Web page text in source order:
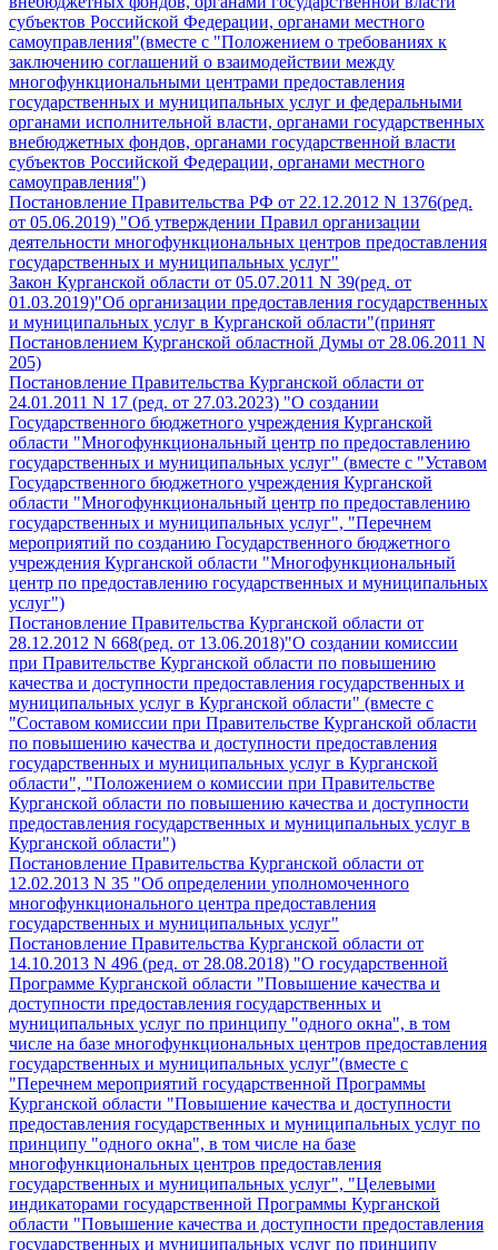
субъектов Российской Федерации, органами местного
самоуправления"(вместе с "Положением о требованиях к
заключению соглашений о взаимодействии между
многофункциональными центрами предоставления
государственных и муниципальных услуг и федеральными
органами исполнительной власти, органами государственных
внебюджетных фондов, органами государственной власти
субъектов Российской Федерации, органами местного
самоуправления")
Постановление Правительства РФ от 22.12.2012 N 1376(ред.
от 05.06.2019) "Об утверждении Правил организации
деятельности многофункциональных центров предоставления
государственных и муниципальных услуг"
Закон Курганской области от 05.07.2011 N 39(ред. от
01.03.2019)"Об организации предоставления государственных
и муниципальных услуг в Курганской области"(принят
Постановлением Курганской областной Думы от 28.06.2011 N
205)
Постановление Правительства Курганской области от
24.01.2011 N 17 (ред. от 27.03.2023) "О создании
Государственного бюджетного учреждения Курганской
области "Многофункциональный центр по предоставлению
государственных и муниципальных услуг" (вместе с "Уставом
Государственного бюджетного учреждения Курганской
области "Многофункциональный центр по предоставлению
государственных и муниципальных услуг", "Перечнем
мероприятий по созданию Государственного бюджетного
учреждения Курганской области "Многофункциональный
центр по предоставлению государственных и муниципальных
услуг")
Постановление Правительства Курганской области от
28.12.2012 N 668(ред. от 13.06.2018)"О создании комиссии
при Правительстве Курганской области по повышению
качества и доступности предоставления государственных и
муниципальных услуг в Курганской области" (вместе с
"Составом комиссии при Правительстве Курганской области
по повышению качества и доступности предоставления
государственных и муниципальных услуг в Курганской
области", "Положением о комиссии при Правительстве
Курганской области по повышению качества и доступности
предоставления государственных и муниципальных услуг в
Курганской области")
Постановление Правительства Курганской области от
12.02.2013 N 35 "Об определении уполномоченного
многофункционального центра предоставления
государственных и муниципальных услуг"
Постановление Правительства Курганской области от
14.10.2013 N 496 (ред. от 28.08.2018) "О государственной
Программе Курганской области "Повышение качества и
доступности предоставления государственных и
муниципальных услуг по принципу "одного окна", в том
числе на базе многофункциональных центров предоставления
государственных и муниципальных услуг"(вместе с
"Перечнем мероприятий государственной Программы
Курганской области "Повышение качества и доступности
предоставления государственных и муниципальных услуг по
принципу "одного окна", в том числе на базе
многофункциональных центров предоставления
государственных и муниципальных услуг", "Целевыми
индикаторами государственной Программы Курганской
области "Повышение качества и доступности предоставления
государственных и муниципальных услуг по принципу